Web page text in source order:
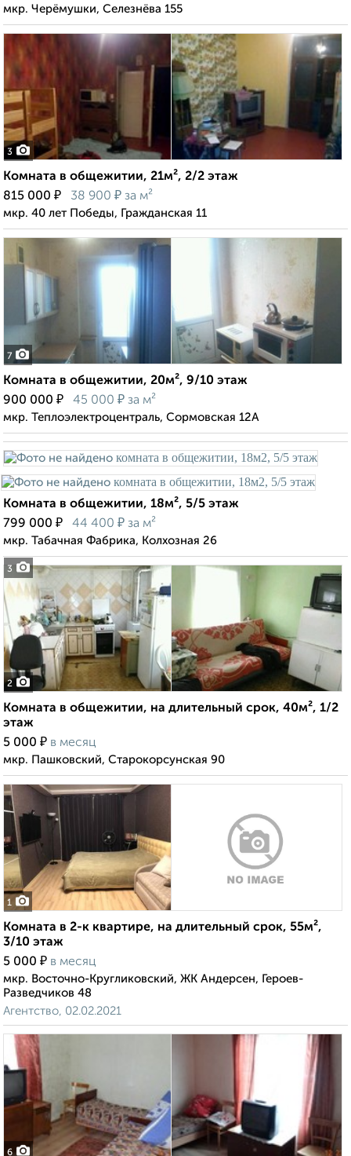
мкр. Черёмушки, Селезнёва 155
3
Комната в общежитии, 21м², 2/2 этаж
815 000 ₽ 38 900 ₽ за м²
мкр. 40 лет Победы, Гражданская 11
7
Комната в общежитии, 20м², 9/10 этаж
900 000 ₽ 45 000 ₽ за м²
мкр. Теплоэлектроцентраль, Сормовская 12А
3
Комната в общежитии, 18м², 5/5 этаж
799 000 ₽ 44 400 ₽ за м²
мкр. Табачная Фабрика, Колхозная 26
2
Комната в общежитии, на длительный срок, 40м², 1/2
этаж
5 000 ₽ в месяц
мкр. Пашковский, Старокорсунская 90
1
Комната в 2-к квартире, на длительный срок, 55м²,
3/10 этаж
5 000 ₽ в месяц
мкр. Восточно-Кругликовский, ЖК Андерсен, Героев-
Разведчиков 48
Агентство, 02.02.2021
6